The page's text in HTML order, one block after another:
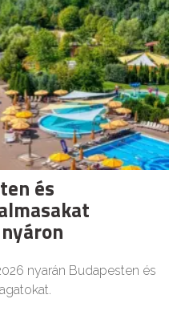
és
nyarán Budapesten és